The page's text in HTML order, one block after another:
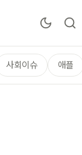
사회이슈 애플